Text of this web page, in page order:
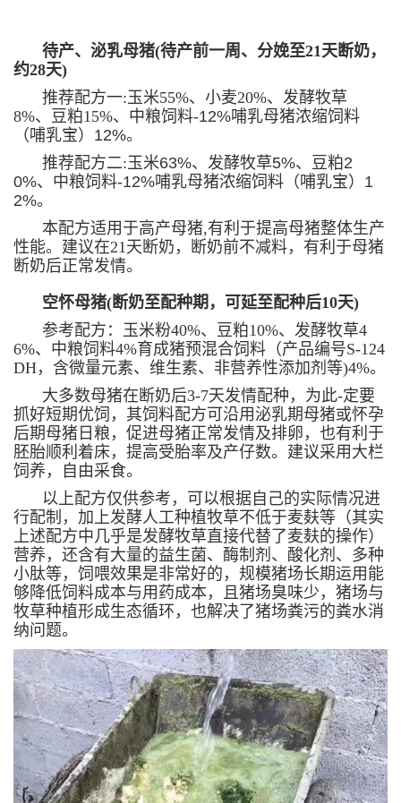
待产、泌乳母猪(待产前一周、分娩至21天断奶，
约28天)
推荐配方一:玉米55%、小麦20%、发酵牧草
8%、豆粕15%、 中粮饲料-12%哺乳母猪浓缩饲料
（哺乳宝）12%。
推荐配方二:玉米63%、发酵牧草5%、豆粕2
0%、中粮饲料-12%哺乳母猪浓缩饲料（哺乳宝）1
2%。
本配方适用于高产母猪,有利于提高母猪整体生产
性能。 建议在21天断奶，断奶前不减料，有利于母猪
断奶后正常发情。
空怀母猪(断奶至配种期，可延至配种后10天)
参考配方：玉米粉40%、豆粕10%、发酵牧草4
6%、 中粮饲料4%育成猪预混合饲料（产品编号S-124
DH， 含微量元素、维生素、非营养性添加剂等)4%。
大多数母猪在断奶后3-7天发情配种，为此-定要
抓好短期优饲，其饲料配方可沿用泌乳期母猪或怀孕
后期母猪日粮，促进母猪正常发情及排卵，也有利于
胚胎顺利着床，提高受胎率及产仔数。建议采用大栏
饲养，自由采食。
以上配方仅供参考，可以根据自己的实际情况进
行配制，加上发酵人工种植牧草不低于麦麸等（其实
上述配方中几乎是发酵牧草直接代替了麦麸的操作）
营养，还含有大量的益生菌、酶制剂、酸化剂、多种
小肽等，饲喂效果是非常好的，规模猪场长期运用能
够降低饲料成本与用药成本，且猪场臭味少，猪场与
牧草种植形成生态循环，也解决了猪场粪污的粪水消
纳问题。